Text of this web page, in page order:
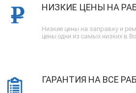
НИЗКИЕ ЦЕНЫ НА
Низкие цены на заправку и
цены одни из самых низких в
ГАРАНТИЯ НА ВСЕ